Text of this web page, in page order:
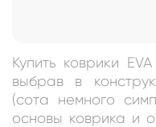
Купить коврики
выбрав в
(сота немного
основы коврика и